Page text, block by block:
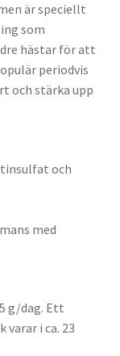
är speciellt
som
hästar för att
periodvis
och stärka upp
och
med
g/dag. Ett
varar i ca. 23